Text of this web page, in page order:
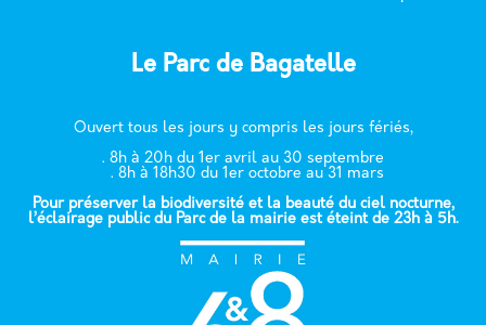
Le Parc de Bagatelle
Ouvert tous les jours y compris les jours fériés,
. 8h à 20h du 1er avril au 30 septembre
. 8h à 18h30 du 1er octobre au 31 mars
Pour préserver la biodiversité et la beauté du ciel nocturne,
l’éclairage public du Parc de la mairie est éteint de 23h à 5h.